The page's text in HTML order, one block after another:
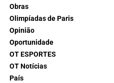
Obras
Olimpíadas de Paris
Opinião
Oportunidade
OT ESPORTES
OT Notícias
País